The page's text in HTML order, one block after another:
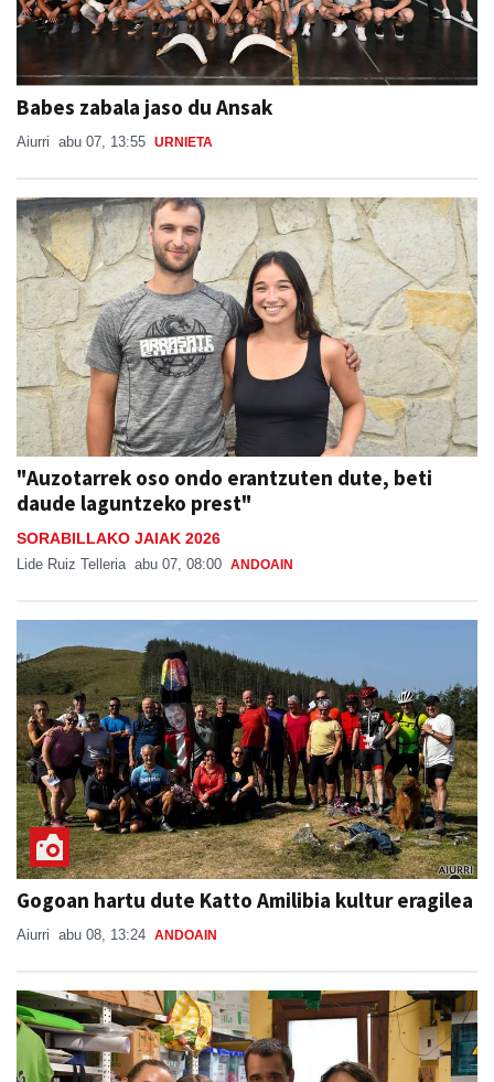
Babes zabala jaso du Ansak
Aiurri abu 07, 13:55 URNIETA
"Auzotarrek oso ondo erantzuten dute, beti
daude laguntzeko prest"
SORABILLAKO JAIAK 2026
Lide Ruiz Telleria abu 07, 08:00 ANDOAIN
Gogoan hartu dute Katto Amilibia kultur eragilea
Aiurri abu 08, 13:24 ANDOAIN